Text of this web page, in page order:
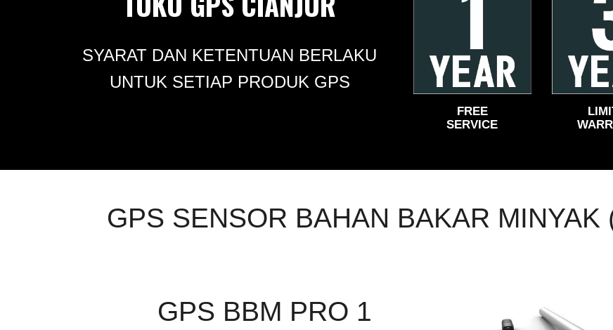
SYARAT DAN KETENTUAN BERLAKU
UNTUK SETIAP PRODUK GPS
FREE
SERVICE
GPS SENSOR BAHAN BAKAR MINYAK
GPS BBM PRO 1